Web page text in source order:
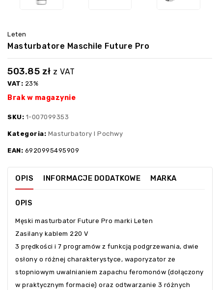
Leten
Masturbatore Maschile Future Pro
503.85 zł z VAT
VAT: 23%
Brak w magazynie
SKU: 1-007099353
Kategoria: Masturbatory I Pochwy
EAN: 6920995495909
OPIS INFORMACJE DODATKOWE MARKA
OPIS
Męski masturbator Future Pro marki Leten
Zasilany kablem 220 V
3 prędkości i 7 programów z funkcją podgrzewania, dwie
osłony o różnej charakterystyce, waporyzator ze
stopniowym uwalnianiem zapachu feromonów (dołączony
w praktycznym formacie) oraz odtwarzanie 3 różnych